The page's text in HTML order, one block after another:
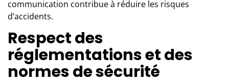
communication contribue à réduire les risques
d’accidents.
Respect des
réglementations et des
normes de sécurité